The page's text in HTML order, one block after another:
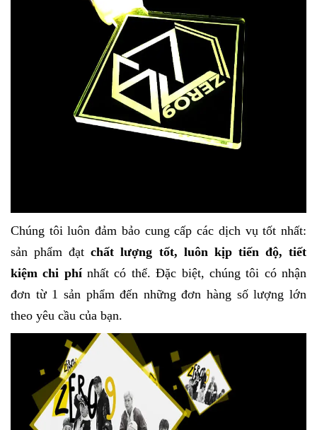
Chúng tôi luôn đảm bảo cung cấp các dịch vụ tốt nhất:
sản phẩm đạtchất lượng tốt, luôn kịp tiến độ, tiết
kiệm chi phínhất có thể. Đặc biệt, chúng tôi có nhận
đơn từ 1 sản phẩm đến những đơn hàng số lượng lớn
theo yêu cầu của bạn.